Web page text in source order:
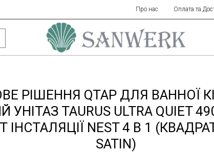
Про нас Оплата та
РІШЕННЯ QTAP ДЛЯ ВАННОЇ
УНІТАЗ TAURUS ULTRA QUIET
NEST 4 В 1
SATIN)